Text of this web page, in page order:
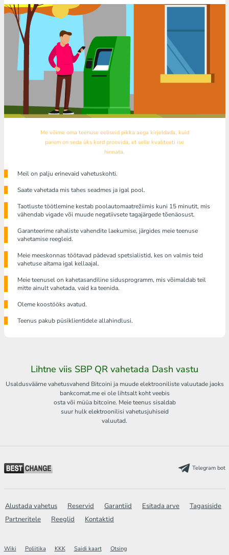
Me võime oma teenuse eeliseid pikka aega kirjeldada, kuid
parem on seda üks kord proovida, et selle kvaliteeti ise
hinnata.
Meil ​​on palju erinevaid vahetuskohti.
Saate vahetada mis tahes seadmes ja igal pool.
Taotluste töötlemine kestab poolautomaatrežiimis kuni 15 minutit, mis
vähendab vigade või muude negatiivsete tagajärgede tõenäosust.
Garanteerime rahaliste vahendite laekumise, järgides meie teenuse
vahetamise reegleid.
Meie meeskonnas töötavad pädevad spetsialistid, kes on valmis teid
vahetuse aitama igal kellaajal.
Meie teenusel on kahetasandiline sidusprogramm, mis võimaldab teil
mitte ainult vahetada, vaid ka teenida.
Oleme koostööks avatud.
Teenus pakub püsiklientidele allahindlusi.
Lihtne viis SBP QR vahetada Dash vastu
Usaldusväärne vahetusvahend Bitcoini ja muude elektrooniliste valuutade jaoks
bankcomat.me ei ole lihtsalt koht veebis
osta või müüa bitcoine. Meie teenus sisaldab
suur hulk elektroonilisi vahetusjuhiseid
valuutad.
Telegram bot
Alustada vahetus Reservid Garantiid Esitada arve
Tagasiside
Partneritele
Reeglid Kontaktid
Wiki Poliitika KKK Saidi kaart Otsing